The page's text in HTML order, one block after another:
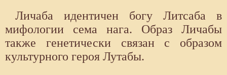
Личаба идентичен богу Литсаба в
мифологии сема нага. Образ Личабы
также генетически связан с образом
культурного героя Лутабы.